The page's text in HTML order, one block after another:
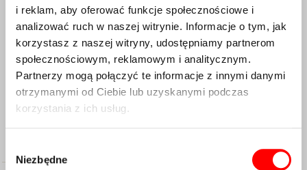
i reklam, aby oferować funkcje społecznościowe i
analizować ruch w naszej witrynie. Informacje o tym, jak
korzystasz z naszej witryny, udostępniamy partnerom
społecznościowym, reklamowym i analitycznym.
Partnerzy mogą połączyć te informacje z innymi danymi
otrzymanymi od Ciebie lub uzyskanymi podczas
korzystania z ich usług.
zgody
Niezbędne